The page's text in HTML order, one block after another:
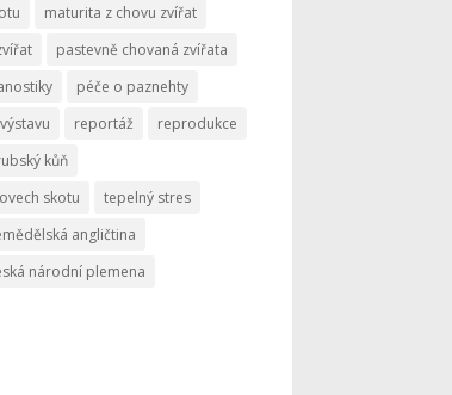
maturita z chovu zvířat
pastevně chovaná zvířata
péče o paznehty
reportáž
reprodukce
kůň
skotu
tepelný stres
angličtina
národní plemena